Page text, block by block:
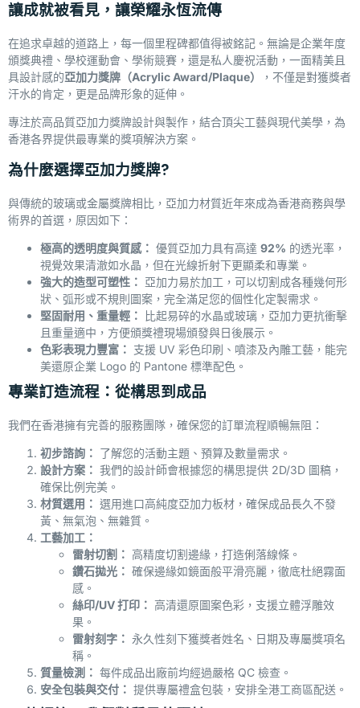
讓成就被看見，讓榮耀永恆流傳
在追求卓越的道路上，每一個里程碑都值得被銘記。無論是企業年度
頒獎典禮、學校運動會、學術競賽，還是私人慶祝活動，一面精美且
具設計感的亞加力獎牌（Acrylic Award/Plaque）
，不僅是對獲獎者
汗水的肯定，更是品牌形象的延伸。
專注於高品質亞加力獎牌設計與製作，結合頂尖工藝與現代美學，為
香港各界提供最專業的獎項解決方案。
為什麼選擇亞加力獎牌?
與傳統的玻璃或金屬獎牌相比，亞加力材質近年來成為香港商務與學
術界的首選，原因如下：
極高的透明度與質感： 優質亞加力具有高達 92% 的透光率，
視覺效果清澈如水晶，但在光線折射下更顯柔和專業。
強大的造型可塑性： 亞加力易於加工，可以切割成各種幾何形
狀、弧形或不規則圖案，完全滿足您的個性化定製需求。
堅固耐用、重量輕：
比起易碎的水晶或玻璃，亞加力更抗衝擊
且重量適中，方便頒獎禮現場頒發與日後展示。
色彩表現力豐富： 支援 UV 彩色印刷、噴漆及內雕工藝，能完
美還原企業 Logo 的 Pantone 標準配色。
專業訂造流程：從構思到成品
我們在香港擁有完善的服務團隊，確保您的訂單流程順暢無阻：
初步諮詢： 了解您的活動主題、預算及數量需求。
設計方案： 我們的設計師會根據您的構思提供 2D/3D 圖稿，
確保比例完美。
材質選用： 選用進口高純度亞加力板材，確保成品長久不發
黃、無氣泡、無雜質。
工藝加工：
雷射切割： 高精度切割邊緣，打造俐落線條。
鑽石拋光： 確保邊緣如鏡面般平滑亮麗，徹底杜絕霧面
感。
絲印/UV打印： 高清還原圖案色彩，支援立體浮雕效
果。
雷射刻字： 永久性刻下獲獎者姓名、日期及專屬獎項名
稱。
質量檢測： 每件成品出廠前均經過嚴格 QC 檢查。
安全包裝與交付： 提供專屬禮盒包裝，安排全港工商區配送。